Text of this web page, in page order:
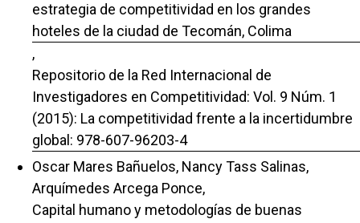
estrategia de competitividad en los grandes
hoteles de la ciudad de Tecomán, Colima
,
Repositorio de la Red Internacional de
Investigadores en Competitividad: Vol. 9 Núm. 1
(2015): La competitividad frente a la incertidumbre
global: 978-607-96203-4
Oscar Mares Bañuelos, Nancy Tass Salinas,
Arquímedes Arcega Ponce,
Capital humano y metodologías de buenas